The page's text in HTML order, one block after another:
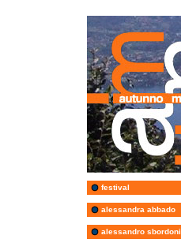
festival
alessandra abbado
alessandro sbordoni